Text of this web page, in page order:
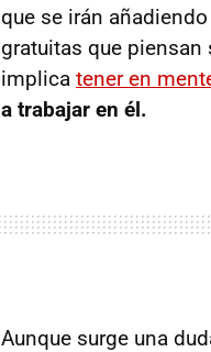
que se irán
gratuitas que piensan
implica tener en
a trabajar en él.
Aunque surge una